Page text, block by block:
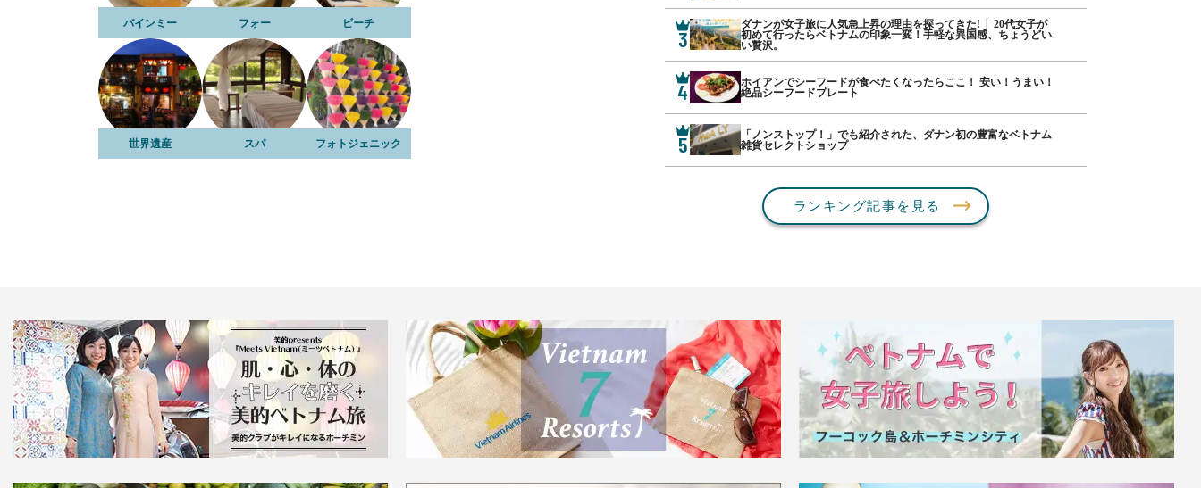
バインミー フォー ビーチ
世界遺産 スパ フォトジェニック
3
ダナンが女子旅に人気急上昇の理由を探ってきた! │ 20代女子が
初めて行ったらベトナムの印象一変！手軽な異国感、ちょうどい
い贅沢。
4
ホイアンでシーフードが食べたくなったらここ！ 安い！うまい！
絶品シーフードプレート
5
「ノンストップ！」でも紹介された、ダナン初の豊富なベトナム
雑貨セレクトショップ
ランキング記事を見る